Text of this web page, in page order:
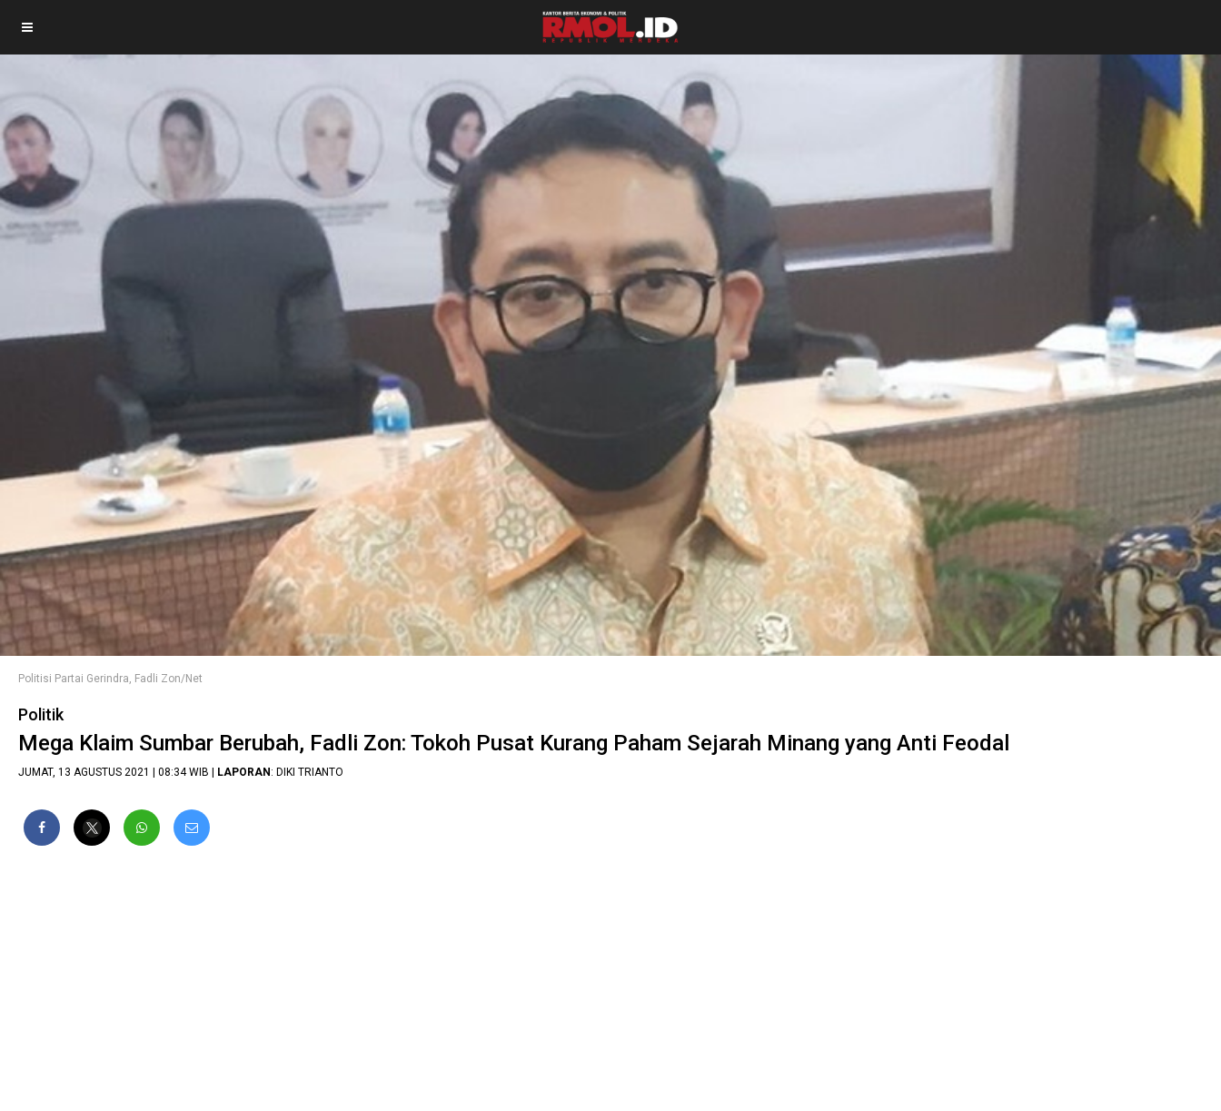
Politisi Partai Gerindra, Fadli Zon/Net
Politik
Mega Klaim Sumbar Berubah, Fadli Zon: Tokoh Pusat Kurang Paham Sejarah Minang yang Anti Feodal
JUMAT, 13 AGUSTUS 2021 | 08:34 WIB | LAPORAN: DIKI TRIANTO